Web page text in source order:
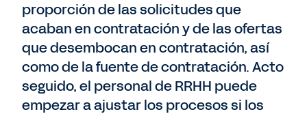
proporción de las solicitudes que
acaban en contratación y de las ofertas
que desembocan en contratación, así
como de la fuente de contratación. Acto
seguido, el personal de RRHH puede
empezar a ajustar los procesos si los